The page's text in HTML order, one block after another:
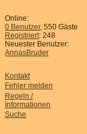
Online:
0 Benutzer, 550 Gäste
Registriert: 248
Neuester Benutzer:
AnnasBruder
Kontakt
Fehler melden
Regeln /
Informationen
Suche